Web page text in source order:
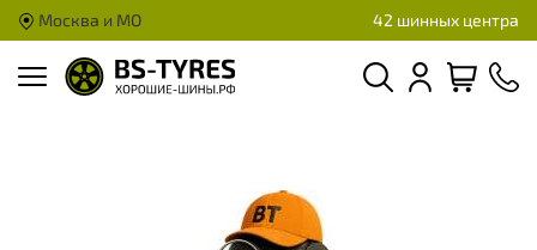
Москва и МО 42 шинных центра